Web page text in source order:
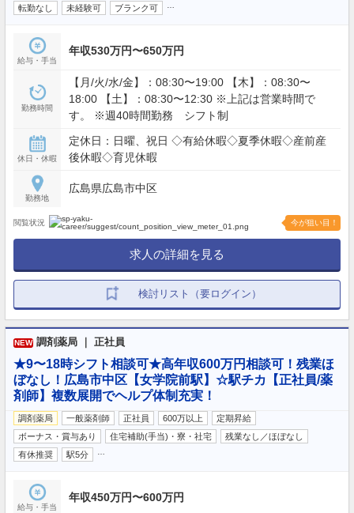
転勤なし 未経験可 ブランク可
給与・手当
年収530万円〜650万円
勤務時間
【月/火/水/金】：08:30〜19:00 【木】：08:30〜
18:00 【土】：08:30〜12:30 ※上記は営業時間で
す。 ※週40時間勤務 シフト制
休日・休暇
定休日：日曜、祝日 ◇有給休暇◇夏季休暇◇産前産
後休暇◇育児休暇
勤務地
広島県広島市中区
閲覧状況 今が狙い目！
求人の詳細を見る
検討リスト（要ログイン）
NEW 調剤薬局 ｜ 正社員
★9〜18時シフト相談可★高年収600万円相談可！残業ほ
ぼなし！広島市中区【女学院前駅】☆駅チカ【正社員/薬
剤師】複数展開でヘルプ体制充実！
調剤薬局 一般薬剤師 正社員 600万以上
定期昇給
ボーナス・賞与あり
住宅補助(手当)・寮・社宅
残業なし／ほぼなし
有休推奨
駅5分
給与・手当
年収450万円〜600万円